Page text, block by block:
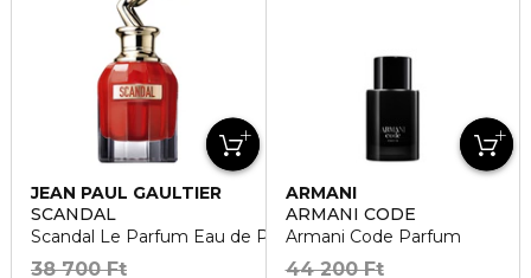
JEAN PAUL GAULTIER
SCANDAL
Scandal Le Parfum Eau de Parfum
38 700 Ft
ARMANI
ARMANI CODE
Armani Code Parfum
44 200 Ft